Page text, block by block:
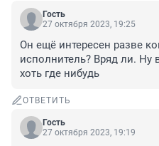
Гость
27 октября 2023, 19:25
Он ещё интересен разве
исполнитель? Вряд ли. Ну
хоть где нибудь
ОТВЕТИТЬ
Гость
27 октября 2023, 19:19